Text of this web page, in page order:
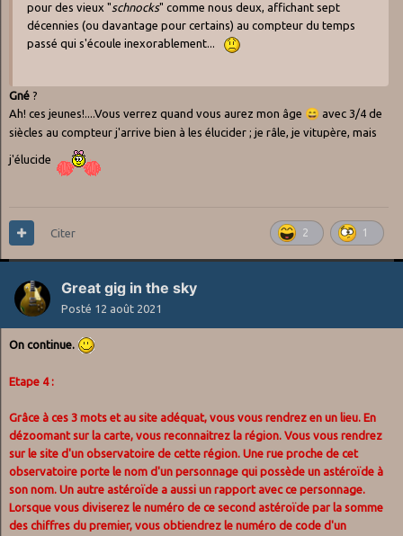
pour des vieux "schnocks" comme nous deux, affichant sept
décennies (ou davantage pour certains) au compteur du temps
passé qui s'écoule inexorablement...
Gné ?
Ah! ces jeunes!....Vous verrez quand vous aurez mon âge 😄 avec 3/4 de
siècles au compteur j'arrive bien à les élucider ; je râle, je vitupère, mais
j'élucide
2 1
Citer
Great gig in the sky
Posté 12 août 2021
On continue.
Etape 4 :
Grâce à ces 3 mots et au site adéquat, vous vous rendrez en un lieu. En
dézoomant sur la carte, vous reconnaitrez la région. Vous vous rendrez
sur le site d'un observatoire de cette région. Une rue proche de cet
observatoire porte le nom d'un personnage qui possède un astéroïde à
son nom. Un autre astéroïde a aussi un rapport avec ce personnage.
Lorsque vous diviserez le numéro de ce second astéroïde par la somme
des chiffres du premier, vous obtiendrez le numéro de code d'un